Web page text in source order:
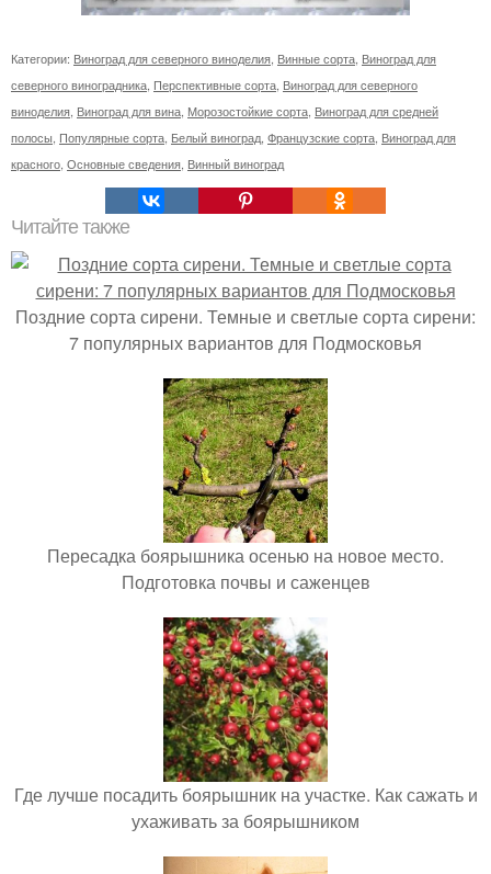
Категории: Виноград для северного виноделия Винные сорта Виноград для
северного виноградника Перспективные сорта Виноград для cеверного
виноделия Виноград для вина Морозостойкие сорта Виноград для средней
полосы Популярные сорта Белый виноград Французские сорта Виноград для
красного Основные сведения Винный виноград
Читайте также
Поздние сорта сирени. Темные и светлые сорта сирени:
7 популярных вариантов для Подмосковья
Пересадка боярышника осенью на новое место.
Подготовка почвы и саженцев
Где лучше посадить боярышник на участке. Как сажать и
ухаживать за боярышником